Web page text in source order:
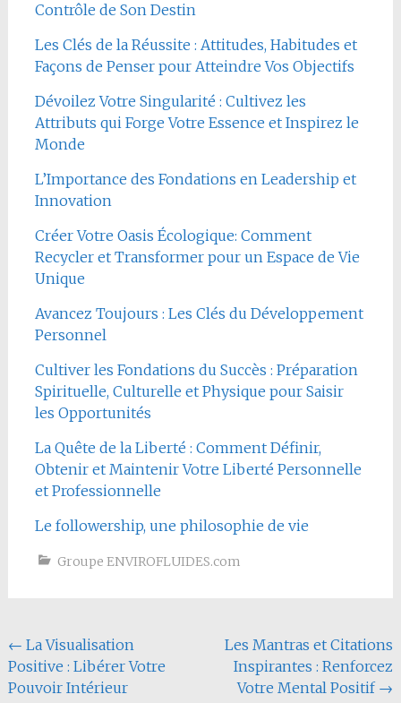
Contrôle de Son Destin
Les Clés de la Réussite : Attitudes, Habitudes et
Façons de Penser pour Atteindre Vos Objectifs
Dévoilez Votre Singularité : Cultivez les
Attributs qui Forge Votre Essence et Inspirez le
Monde
L’Importance des Fondations en Leadership et
Innovation
Créer Votre Oasis Écologique: Comment
Recycler et Transformer pour un Espace de Vie
Unique
Avancez Toujours : Les Clés du Développement
Personnel
Cultiver les Fondations du Succès : Préparation
Spirituelle, Culturelle et Physique pour Saisir
les Opportunités
La Quête de la Liberté : Comment Définir,
Obtenir et Maintenir Votre Liberté Personnelle
et Professionnelle
Le followership, une philosophie de vie
Groupe ENVIROFLUIDES.com
Navigation
de
← La Visualisation
Positive : Libérer Votre
Pouvoir Intérieur
Les Mantras et Citations
Inspirantes : Renforcez
Votre Mental Positif →